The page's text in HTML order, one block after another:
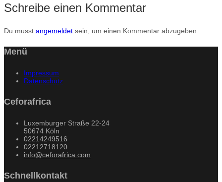
Schreibe einen Kommentar
Du musst angemeldet sein, um einen Kommentar abzugeben.
Menü
Impressum
Datenschutz
Ceforafrica
Luxemburger Straße 22-24
50674 Köln
02214249516
02212718120
info@ceforafrica.com
Schnellkontakt